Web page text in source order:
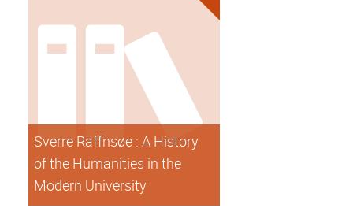
Sverre Raffnsøe : A History
of the Humanities in the
Modern University